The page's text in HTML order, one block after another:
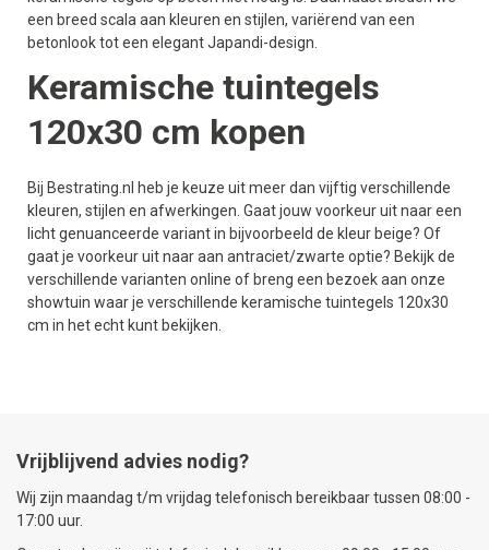
een breed scala aan kleuren en stijlen, variërend van een
betonlook tot een elegant Japandi-design.
Keramische tuintegels
120x30 cm kopen
Bij Bestrating.nl heb je keuze uit meer dan vijftig verschillende
kleuren, stijlen en afwerkingen. Gaat jouw voorkeur uit naar een
licht genuanceerde variant in bijvoorbeeld de kleur beige? Of
gaat je voorkeur uit naar aan antraciet/zwarte optie? Bekijk de
verschillende varianten online of breng een bezoek aan onze
showtuin waar je verschillende keramische tuintegels 120x30
cm in het echt kunt bekijken.
Vrijblijvend advies nodig?
Wij zijn maandag t/m vrijdag telefonisch bereikbaar tussen 08:00 -
17:00 uur.